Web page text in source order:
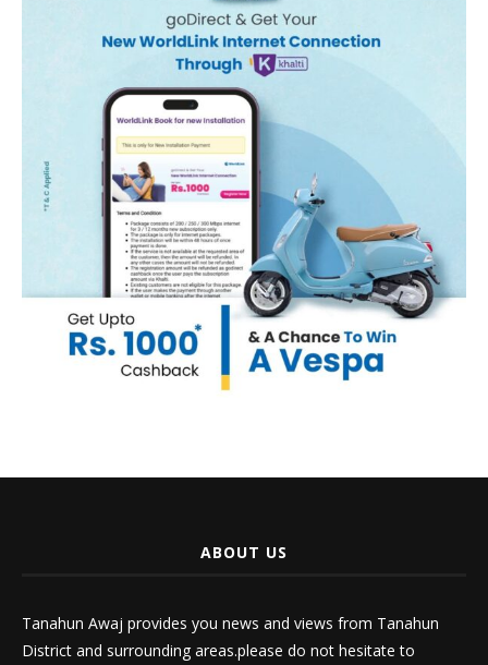
ABOUT US
Tanahun Awaj provides you news and views from Tanahun
District and surrounding areas.please do not hesitate to